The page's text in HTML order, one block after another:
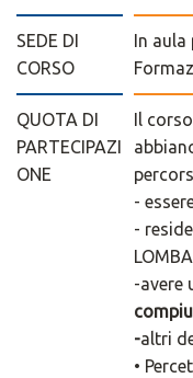
SEDE DI
CORSO
In aula
QUOTA DI
PARTECIPAZI
ONE
Il
-
-
-avere
-altri
•